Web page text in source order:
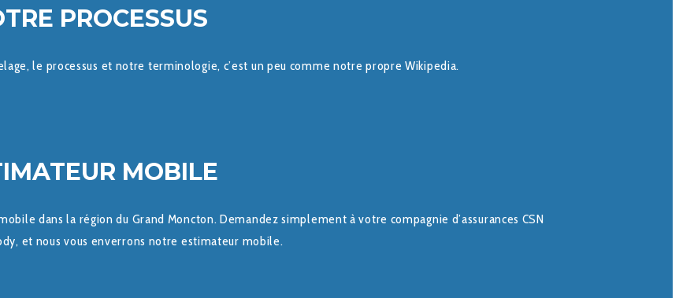
PROCESSUS
le processus et notre terminologie, c’est un peu comme notre propre Wikipedia.
MOBILE
dans la région du Grand Moncton. Demandez simplement à votre compagnie d’assurances CSN
et nous vous enverrons notre estimateur mobile.